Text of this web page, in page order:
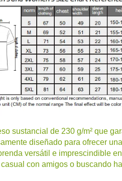
sustancial de 230 g/m² que
diseñado para ofrecer
versátil e imprescindible
con amigos o buscando